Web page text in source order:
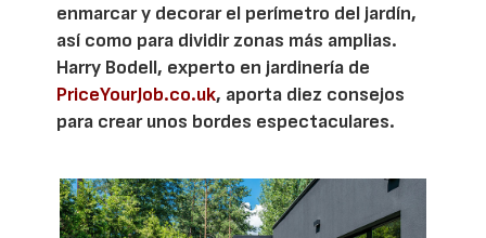
enmarcar y decorar el perímetro del jardín,
así como para dividir zonas más amplias.
Harry Bodell, experto en jardinería de
PriceYourJob.co.uk, aporta diez consejos
para crear unos bordes espectaculares.